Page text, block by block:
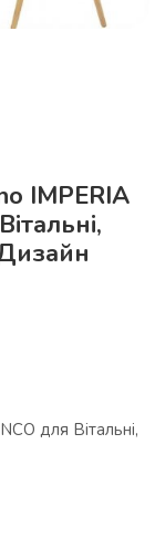
IMPERIA
для Вітальні,